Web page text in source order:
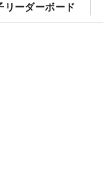
ーダーボード